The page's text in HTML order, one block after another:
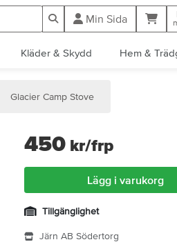
Min Sida
Kläder & Skydd Hem &
Glacier Camp Stove
450 kr/frp
Lägg i varukorg
Tillgänglighet
Järn AB Södertorg